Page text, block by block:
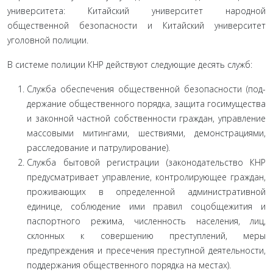
универси­тета: Китайский универси­тет народной
общественной безопасности и Китайский университет
уголовной по­лиции.
В системе полиции КНР действуют следующие десять служб:
Служба обеспечения общественной безопасности (под­
держание общественного порядка, защита госимущества
и за­конной частной собственности граждан, управление
массовы­ми митингами, шествиями, демонстрациями,
расследование и патрулирование).
Служба бытовой регистрации (законодательство КНР
предусматривает управление, контролирующее граждан,
про­живающих в определенной административной
единице, со­блюдение ими правил соцобщежития и
паспортного режима, численность населения, лиц,
склонных к совершению престу­плений, меры
предупреждения и пресечения преступной де­ятельности,
поддержания общественного порядка на местах).